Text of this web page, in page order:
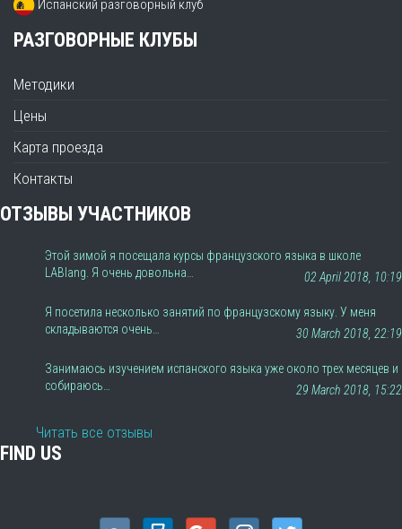
Испанский разговорный клуб
РАЗГОВОРНЫЕ КЛУБЫ
Методики
Цены
Карта проезда
Контакты
ОТЗЫВЫ УЧАСТНИКОВ
Этой зимой я посещала курсы французского языка в школе
LABlang. Я очень довольна…
02 April 2018, 10:19
Я посетила несколько занятий по французскому языку. У меня
складываются очень…
30 March 2018, 22:19
Занимаюсь изучением испанского языка уже около трех месяцев и
собираюсь…
29 March 2018, 15:22
Читать все отзывы
FIND US